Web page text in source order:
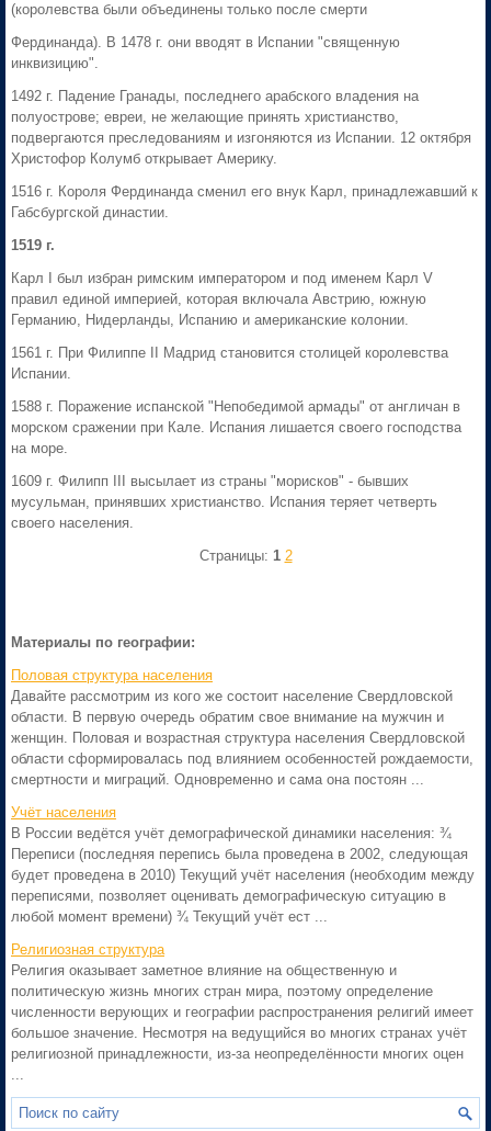
(королевства были объединены только после смерти
Фердинанда). В 1478 г. они вводят в Испании "священную
инквизицию".
1492 г. Падение Гранады, последнего арабского владения на
полуострове; евреи, не желающие принять христианство,
подвергаются преследованиям и изгоняются из Испании. 12 октября
Христофор Колумб открывает Америку.
1516 г. Короля Фердинанда сменил его внук Карл, принадлежавший к
Габсбургской династии.
1519 г.
Карл I был избран римским императором и под именем Карл V
правил единой империей, которая включала Австрию, южную
Германию, Нидерланды, Испанию и американские колонии.
1561 г. При Филиппе II Мадрид становится столицей королевства
Испании.
1588 г. Поражение испанской "Непобедимой армады" от англичан в
морском сражении при Кале. Испания лишается своего господства
на море.
1609 г. Филипп III высылает из страны "морисков" - бывших
мусульман, принявших христианство. Испания теряет четверть
своего населения.
Страницы: 1 2
Материалы по географии:
Половая структура населения
Давайте рассмотрим из кого же состоит население Свердловской
области. В первую очередь обратим свое внимание на мужчин и
женщин. Половая и возрастная структура населения Свердловской
области сформировалась под влиянием особенностей рождаемости,
смертности и миграций. Одновременно и сама она постоян ...
Учёт населения
В России ведётся учёт демографической динамики населения: ¾
Переписи (последняя перепись была проведена в 2002, следующая
будет проведена в 2010) Текущий учёт населения (необходим между
переписями, позволяет оценивать демографическую ситуацию в
любой момент времени) ¾ Текущий учёт ест ...
Религиозная структура
Религия оказывает заметное влияние на общественную и
политическую жизнь многих стран мира, поэтому определение
численности верующих и географии распространения религий имеет
большое значение. Несмотря на ведущийся во многих странах учёт
религиозной принадлежности, из-за неопределённости многих оцен
...